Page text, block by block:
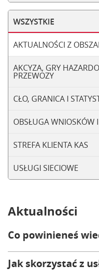
WSZYSTKIE
AKTUALNOŚCI Z
AKCYZA, GRY
PRZEWOZY
CŁO, GRANICA I
OBSŁUGA WNIOSKÓW
STREFA KLIENTA KAS
USŁUGI SIECIOWE
Aktualności
Co powinieneś
Jak skorzystać z